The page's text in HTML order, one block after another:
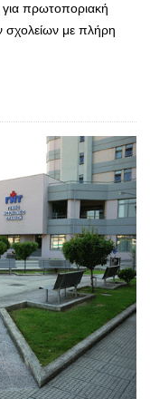
για πρωτοποριακή
σχολείων με πλήρη